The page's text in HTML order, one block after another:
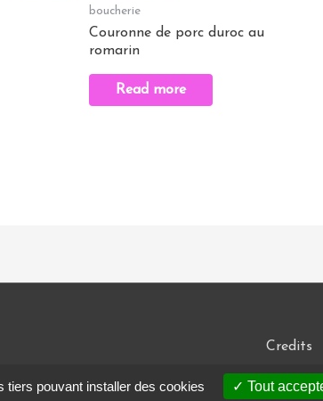
boucherie
Couronne de porc duroc au
romarin
Read more
Credits
tiers pouvant installer des cookies Tout